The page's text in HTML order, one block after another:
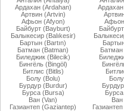
Ардахан (Ardahan)
Артвин (Artvin)
Афьон (Afyon)
Байбурт (Bayburt)
Балыкесир (Balıkesir)
Бартын (Bartın)
Батман (Batman)
Биледжик (Bilecik)
Бингёль (Bingöl)
Битлис (Bitlis)
Болу (Bolu)
Бурдур (Burdur)
Бурса (Bursa)
Ван (Van)
Газиантеп (Gaziantep)
Батман
Ван